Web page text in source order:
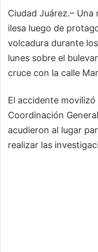
Ciudad Juárez.– Una
ilesa luego de
volcadura durante
lunes sobre el
cruce con la calle
El accidente
Coordinación
acudieron al lugar
realizar las